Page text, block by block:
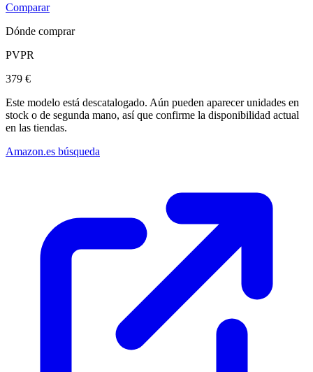
Comparar
Dónde comprar
PVPR
379 €
Este modelo está descatalogado. Aún pueden aparecer unidades en
stock o de segunda mano, así que confirme la disponibilidad actual
en las tiendas.
Amazon.es búsqueda